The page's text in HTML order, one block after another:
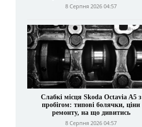
8 Серпня 2026 04:57
Слабкі місця Skoda Octavia A5 з
пробігом: типові болячки, ціни
ремонту, на що дивитись
8 Серпня 2026 04:57